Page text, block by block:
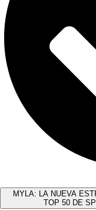
MYLA: LA NUEVA
TOP 50 DE